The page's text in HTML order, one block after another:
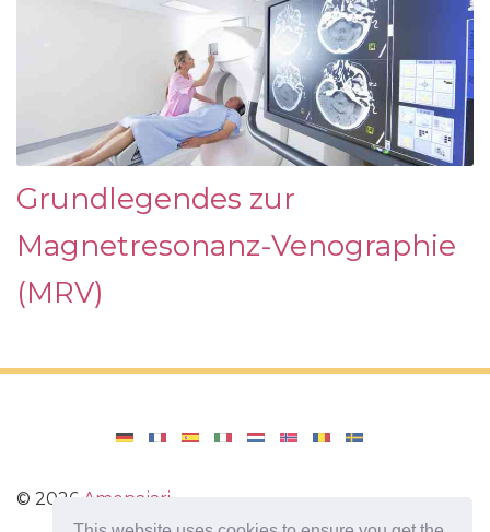
Grundlegendes zur
Magnetresonanz-Venographie
(MRV)
© 2026 Amenajari